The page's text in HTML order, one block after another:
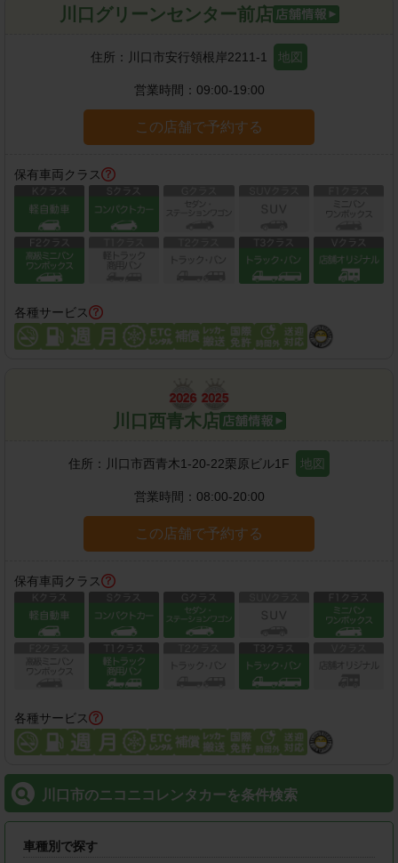
川口グリーンセンター前店
住所： 川口市安行領根岸2211-1 地図
営業時間： 09:00-19:00
この店舗で予約する
保有車両クラス
各種サービス
川口西青木店
住所： 川口市西青木1-20-22栗原ビル1F 地図
営業時間： 08:00-20:00
この店舗で予約する
保有車両クラス
各種サービス
川口市のニコニコレンタカーを条件検索
車種別で探す